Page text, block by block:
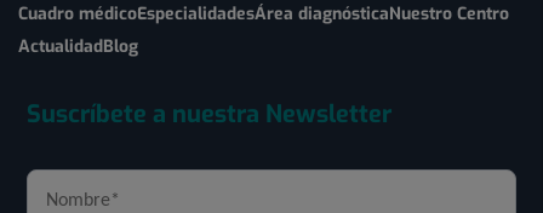
Cuadro médicoEspecialidadesÁrea diagnósticaNuestro Centro
ActualidadBlog
Suscríbete a nuestra Newsletter